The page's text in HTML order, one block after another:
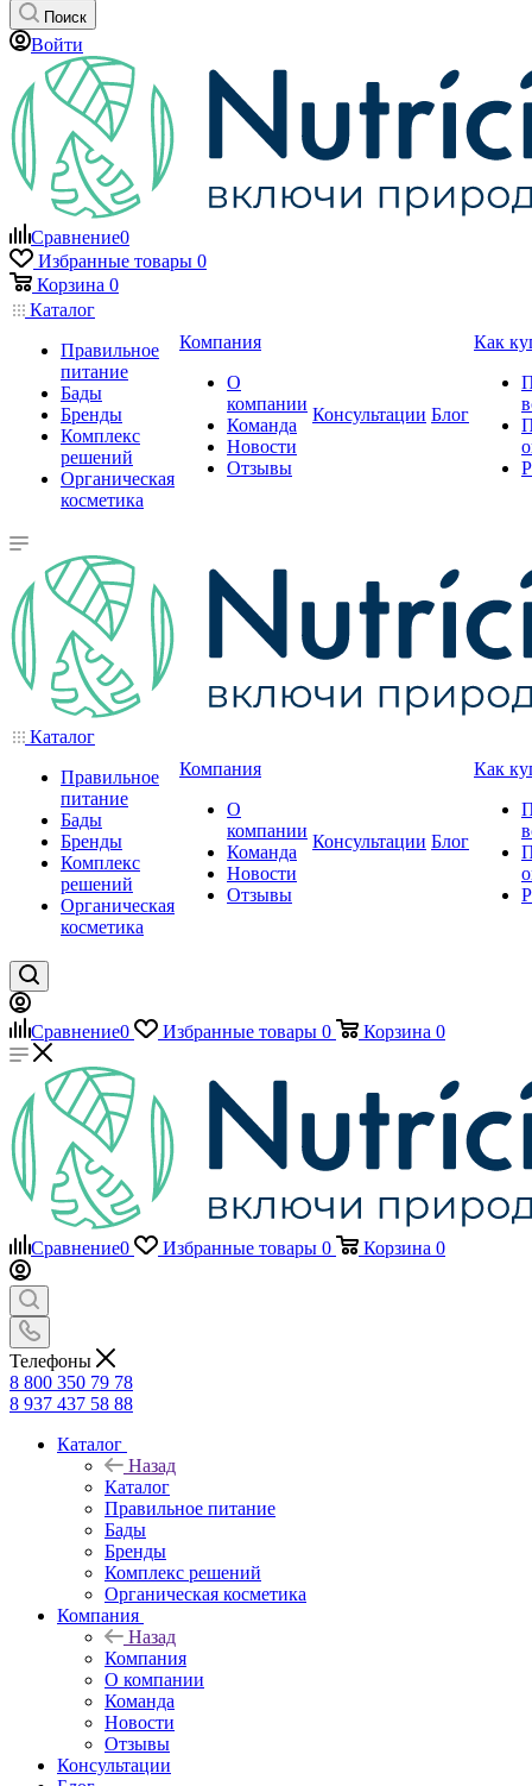
Поиск
Войти
Сравнение0
Избранные товары 0
Корзина 0
Каталог
Правильное
питание
Бады
Бренды
Комплекс
решений
Органическая
косметика
Компания
О
компании
Команда
Новости
Отзывы
Консультации Блог
Как
Каталог
Правильное
питание
Бады
Бренды
Комплекс
решений
Органическая
косметика
Компания
О
компании
Команда
Новости
Отзывы
Консультации Блог
Как
Сравнение0 Избранные товары 0 Корзина 0
Сравнение0 Избранные товары 0 Корзина 0
Телефоны
8 800 350 79 78
8 937 437 58 88
Каталог
Назад
Каталог
Правильное питание
Бады
Бренды
Комплекс решений
Органическая косметика
Компания
Назад
Компания
О компании
Команда
Новости
Отзывы
Консультации